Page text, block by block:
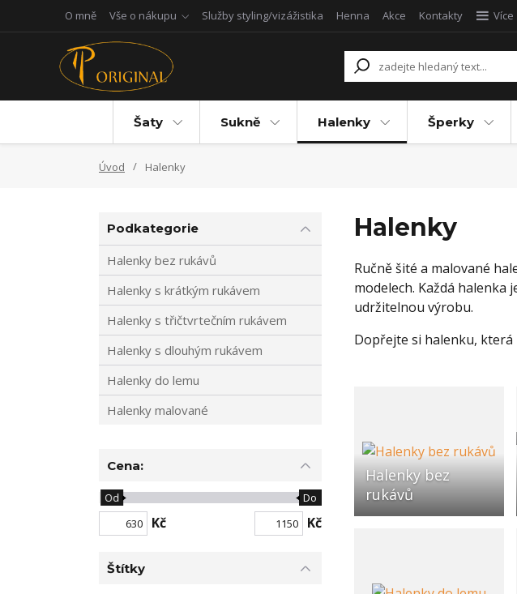
O mně Vše o nákupu Služby styling/vizážistika Henna Akce Kontakty Více
Šaty Sukně Halenky Šperky
Úvod Halenky
Halenky
Ručně šité a malované
modelech. Každá halenka
udržitelnou výrobu.
Dopřejte si halenku, která
Halenky bez
rukávů
Podkategorie
Halenky bez rukávů
Halenky s krátkým rukávem
Halenky s třičtvrtečním rukávem
Halenky s dlouhým rukávem
Halenky do lemu
Halenky malované
Cena:
Kč
Od Do
Kč
Štítky